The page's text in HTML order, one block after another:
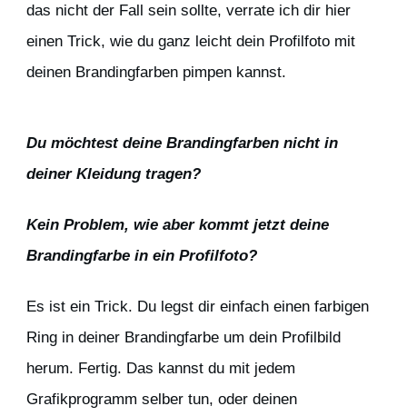
das nicht der Fall sein sollte, verrate ich dir hier
einen Trick, wie du ganz leicht dein Profilfoto mit
deinen Brandingfarben pimpen kannst.
Du möchtest deine Brandingfarben nicht in
deiner Kleidung tragen?
Kein Problem, wie aber kommt jetzt deine
Brandingfarbe in ein Profilfoto?
Es ist ein Trick. Du legst dir einfach einen farbigen
Ring in deiner Brandingfarbe um dein Profilbild
herum. Fertig. Das kannst du mit jedem
Grafikprogramm selber tun, oder deinen